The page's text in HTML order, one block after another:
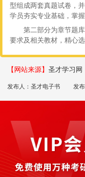
型组成两套真题试卷，
学员夯实专业基础，掌
第二部分为章节题
要求及相关教材，精心
【网站来源】 圣才学习网
发布人：圣才电子书 发